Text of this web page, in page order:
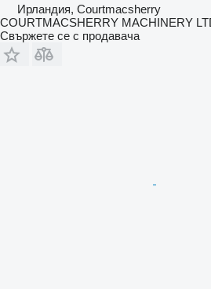
Ирландия, Courtmacsherry
COURTMACSHERRY MACHINERY
Свържете се с продавача